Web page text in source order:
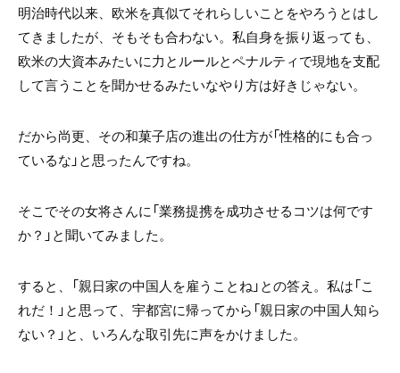
明治時代以来、欧米を真似てそれらしいことをやろうとはし
てきましたが、そもそも合わない。私自身を振り返っても、
欧米の大資本みたいに力とルールとペナルティで現地を支配
して言うことを聞かせるみたいなやり方は好きじゃない。
だから尚更、その和菓子店の進出の仕方が「性格的にも合っ
ているな」と思ったんですね。
そこでその女将さんに「業務提携を成功させるコツは何です
か？」と聞いてみました。
すると、「親日家の中国人を雇うことね」との答え。私は「こ
れだ！」と思って、宇都宮に帰ってから「親日家の中国人知ら
ない？」と、いろんな取引先に声をかけました。